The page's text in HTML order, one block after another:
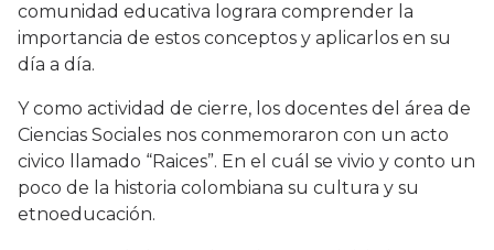
comunidad educativa lograra comprender la
importancia de estos conceptos y aplicarlos en su
día a día.
Y como actividad de cierre, los docentes del área de
Ciencias Sociales nos conmemoraron con un acto
civico llamado “Raices”. En el cuál se vivio y conto un
poco de la historia colombiana su cultura y su
etnoeducación.